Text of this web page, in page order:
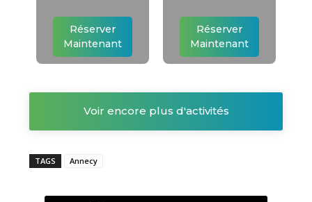
Réserver
Maintenant
Réserver
Maintenant
Voir encore plus d'activités
TAGS Annecy